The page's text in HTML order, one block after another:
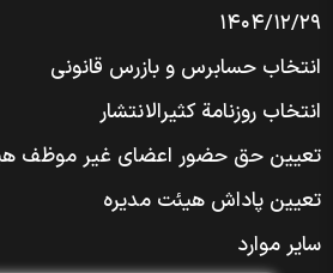
۱۴۰۴/۱۲/۲۹
انتخاب حسابرس و بازرس قانونی
انتخاب روزنامة کثیر‌الانتشار
تعیین حق حضور اعضای غیر موظف
تعیین پاداش هیئت مدیره
سایر موارد